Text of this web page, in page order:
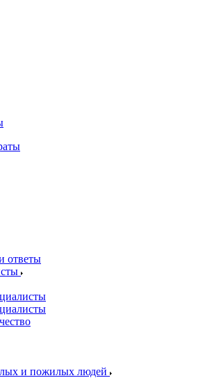
ответы
и пожилых людей